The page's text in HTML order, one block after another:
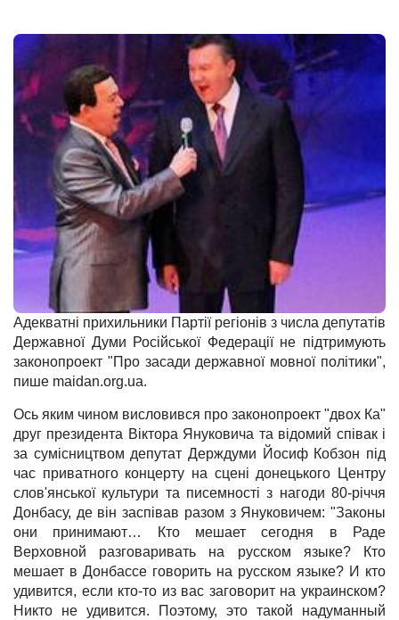
Адекватні прихильники Партії регіонів з числа депутатів
Державної Думи Російської Федерації не підтримують
законопроект "Про засади державної мовної політики",
пише maidan.org.ua.
Ось яким чином висловився про законопроект "двох Ка"
друг президента Віктора Януковича та відомий співак і
за сумісництвом депутат Держдуми Йосиф Кобзон під
час приватного концерту на сцені донецького Центру
слов'янської культури та писемності з нагоди 80-річчя
Донбасу, де він заспівав разом з Януковичем: "Законы
они принимают… Кто мешает сегодня в Раде
Верховной разговаривать на русском языке? Кто
мешает в Донбассе говорить на русском языке? И кто
удивится, если кто-то из вас заговорит на украинском?
Никто не удивится. Поэтому, это такой надуманный